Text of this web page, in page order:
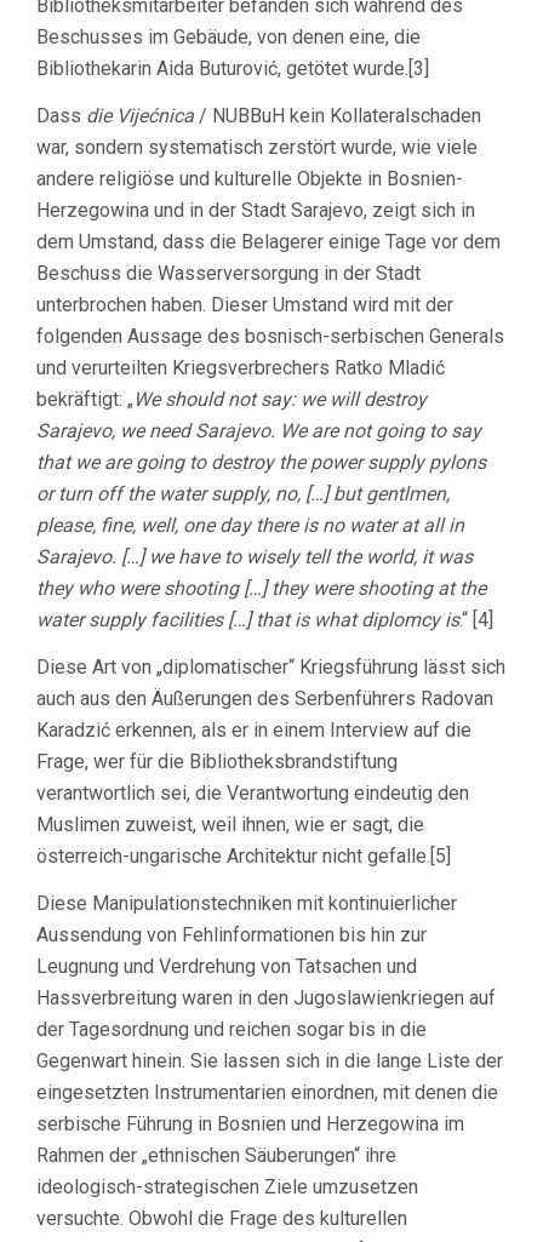
Bibliotheksmitarbeiter befanden sich während des
Beschusses im Gebäude, von denen eine, die
Bibliothekarin Aida Buturović, getötet wurde.[3]
Dass die Vijećnica / NUBBuH kein Kollateralschaden
war, sondern systematisch zerstört wurde, wie viele
andere religiöse und kulturelle Objekte in Bosnien-
Herzegowina und in der Stadt Sarajevo, zeigt sich in
dem Umstand, dass die Belagerer einige Tage vor dem
Beschuss die Wasserversorgung in der Stadt
unterbrochen haben. Dieser Umstand wird mit der
folgenden Aussage des bosnisch-serbischen Generals
und verurteilten Kriegsverbrechers Ratko Mladić
bekräftigt: „ We should not say: we will destroy
Sarajevo, we need Sarajevo. We are not going to say
that we are going to destroy the power supply pylons
or turn off the water supply, no, […] but gentlmen,
please, fine, well, one day there is no water at all in
Sarajevo. […] we have to wisely tell the world, it was
they who were shooting […] they were shooting at the
water supply facilities […] that is what diplomcy is.“ [4]
Diese Art von „diplomatischer“ Kriegsführung lässt sich
auch aus den Äußerungen des Serbenführers Radovan
Karadzić erkennen, als er in einem Interview auf die
Frage, wer für die Bibliotheksbrandstiftung
verantwortlich sei, die Verantwortung eindeutig den
Muslimen zuweist, weil ihnen, wie er sagt, die
österreich-ungarische Architektur nicht gefalle.[5]
Diese Manipulationstechniken mit kontinuierlicher
Aussendung von Fehlinformationen bis hin zur
Leugnung und Verdrehung von Tatsachen und
Hassverbreitung waren in den Jugoslawienkriegen auf
der Tagesordnung und reichen sogar bis in die
Gegenwart hinein. Sie lassen sich in die lange Liste der
eingesetzten Instrumentarien einordnen, mit denen die
serbische Führung in Bosnien und Herzegowina im
Rahmen der „ethnischen Säuberungen“ ihre
ideologisch-strategischen Ziele umzusetzen
versuchte. Obwohl die Frage des kulturellen